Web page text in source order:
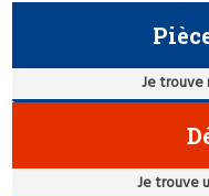
Je trouve
Je trouve